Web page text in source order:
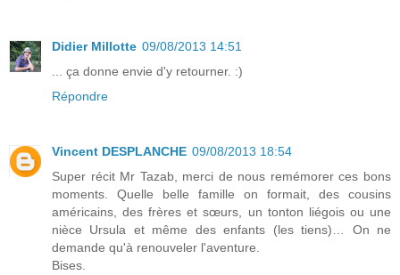
Didier Millotte 09/08/2013 14:51
... ça donne envie d'y retourner. :)
Répondre
Vincent DESPLANCHE 09/08/2013 18:54
Super récit Mr Tazab, merci de nous remémorer ces bons
moments. Quelle belle famille on formait, des cousins
américains, des frères et sœurs, un tonton liégois ou une
nièce Ursula et même des enfants (les tiens)… On ne
demande qu'à renouveler l'aventure.
Bises.